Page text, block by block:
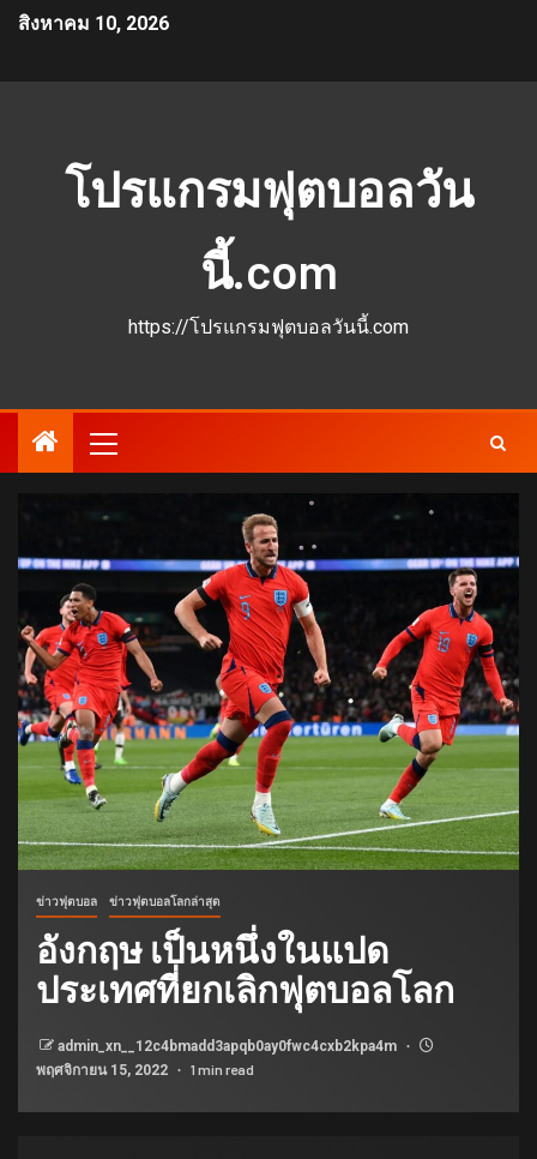
สิงหาคม 10, 2026
โปรแกรมฟุตบอลวัน
นี้.com
https://โปรแกรมฟุตบอลวันนี้.com
ข่าวฟุตบอล ข่าวฟุตบอลโลกล่าสุด
อังกฤษ เป็นหนึ่งในแปด
ประเทศที่ยกเลิกฟุตบอลโลก
admin_xn__12c4bmadd3apqb0ay0fwc4cxb2kpa4m
พฤศจิกายน 15, 2022
1 min read